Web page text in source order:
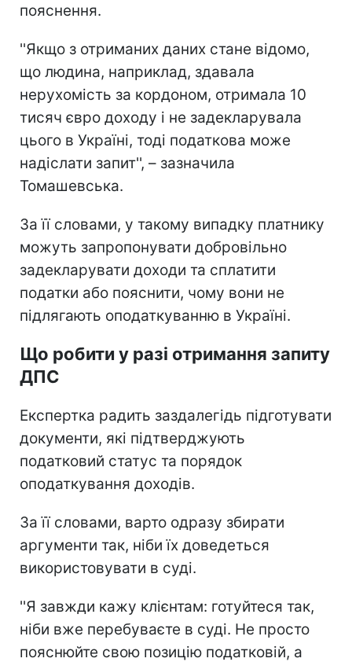
пояснення.
''Якщо з отриманих даних стане відомо,
що людина, наприклад, здавала
нерухомість за кордоном, отримала 10
тисяч євро доходу і не задекларувала
цього в Україні, тоді податкова може
надіслати запит'', – зазначила
Томашевська.
За її словами, у такому випадку платнику
можуть запропонувати добровільно
задекларувати доходи та сплатити
податки або пояснити, чому вони не
підлягають оподаткуванню в Україні.
Що робити у разі отримання запиту
ДПС
Експертка радить заздалегідь підготувати
документи, які підтверджують
податковий статус та порядок
оподаткування доходів.
За її словами, варто одразу збирати
аргументи так, ніби їх доведеться
використовувати в суді.
''Я завжди кажу клієнтам: готуйтеся так,
ніби вже перебуваєте в суді. Не просто
пояснюйте свою позицію податковій, а